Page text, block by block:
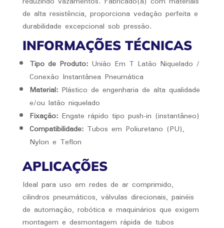
de alta resistência, proporciona vedação perfeita e
durabilidade excepcional sob pressão.
INFORMAÇÕES TÉCNICAS
Tipo de Produto:União Em T Latão Niquelado /
Conexão Instantânea Pneumática
Material:Plástico de engenharia de alta qualidade
e/ou latão niquelado
Fixação:Engate rápido tipo push-in (instantâneo)
Compatibilidade:Tubos em Poliuretano (PU),
Nylon e Teflon
APLICAÇÕES
Ideal para uso em redes de ar comprimido,
cilindros pneumáticos, válvulas direcionais, painéis
de automação, robótica e maquinários que exigem
montagem e desmontagem rápida de tubos